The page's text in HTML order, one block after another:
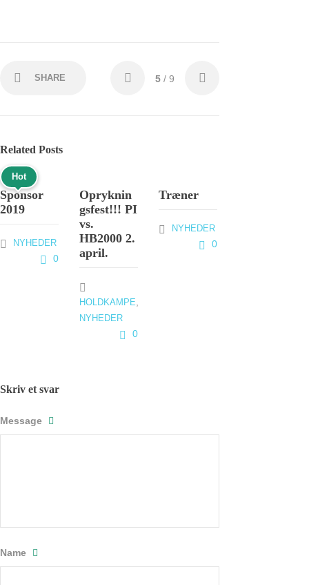
SHARE 5 / 9
Related Posts
Hot
Sponsor
2019
NYHEDER
0
Opryknin
gsfest!!! PI
vs.
HB2000 2.
april.
HOLDKAMPE
NYHEDER
0
Træner
NYHEDER
0
Skriv et svar
Message
Name